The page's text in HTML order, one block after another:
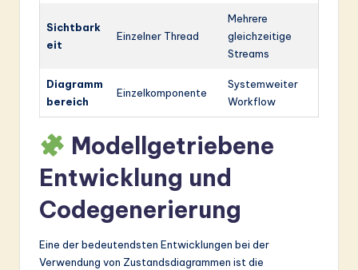
Sichtbark
eit
Einzelner Thread
Mehrere
gleichzeitige
Streams
Diagramm
bereich
Einzelkomponente
Systemweiter
Workflow
Modellgetriebene
Entwicklung und
Codegenerierung
Eine der bedeutendsten Entwicklungen bei der
Verwendung von Zustandsdiagrammen ist die